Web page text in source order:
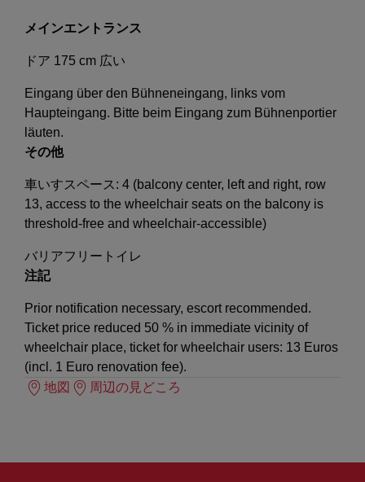
メインエントランス
ドア 175 cm 広い
Eingang über den Bühneneingang, links vom
Haupteingang. Bitte beim Eingang zum Bühnenportier
läuten.
その他
車いすスペース: 4 (balcony center, left and right, row
13, access to the wheelchair seats on the balcony is
threshold-free and wheelchair-accessible)
バリアフリートイレ
注記
Prior notification necessary, escort recommended.
Ticket price reduced 50 % in immediate vicinity of
wheelchair place, ticket for wheelchair users: 13 Euros
(incl. 1 Euro renovation fee).
地図
周辺の見どころ